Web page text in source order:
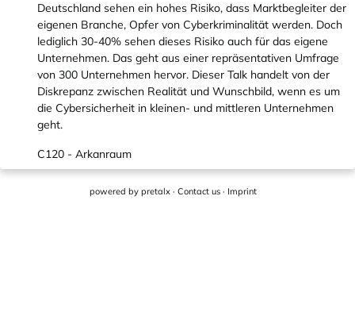
Deutschland sehen ein hohes Risiko, dass Marktbegleiter der
eigenen Branche, Opfer von Cyberkriminalität werden. Doch
lediglich 30-40% sehen dieses Risiko auch für das eigene
Unternehmen. Das geht aus einer repräsentativen Umfrage
von 300 Unternehmen hervor. Dieser Talk handelt von der
Diskrepanz zwischen Realität und Wunschbild, wenn es um
die Cybersicherheit in kleinen- und mittleren Unternehmen
geht.
C120 - Arkanraum
powered by pretalx· Contact us· Imprint